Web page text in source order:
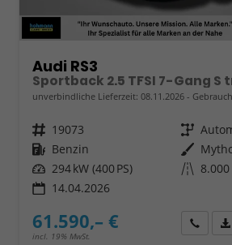
Audi RS3
Sportback 2.5 TFSI 7-Gang
unverbindliche Lieferzeit: 08.11.2026
Fahrzeugnr. 19073 Getriebe
Kraftstoff Benzin Außenfarbe
Leistung 294 kW (400 PS) Kilometerstand
14.04.2026
61.590,– €
incl. 19% MwSt.
Wir